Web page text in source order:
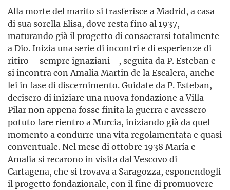
Alla morte del marito si trasferisce a Madrid, a casa
di sua sorella Elisa, dove resta fino al 1937,
maturando già il progetto di consacrarsi totalmente
a Dio. Inizia una serie di incontri e di esperienze di
ritiro – sempre ignaziani –, seguita da P. Esteban e
si incontra con Amalia Martin de la Escalera, anche
lei in fase di discernimento. Guidate da P. Esteban,
decisero di iniziare una nuova fondazione a Villa
Pilar non appena fosse finita la guerra e avessero
potuto fare rientro a Murcia, iniziando già da quel
momento a condurre una vita regolamentata e quasi
conventuale. Nel mese di ottobre 1938 María e
Amalia si recarono in visita dal Vescovo di
Cartagena, che si trovava a Saragozza, esponendogli
il progetto fondazionale, con il fine di promuovere